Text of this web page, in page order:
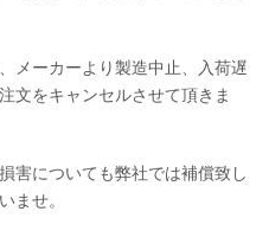
メーカーより製造中止、入荷遅
文をキャンセルさせて頂きま
害についても弊社では補償致し
ませ。